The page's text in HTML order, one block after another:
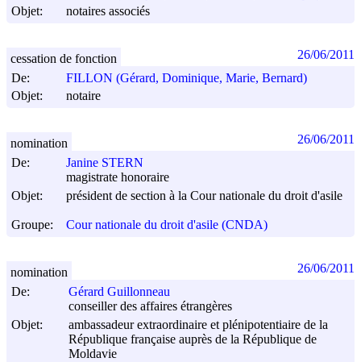
Objet:
notaires associés
De:
FILLON (Gérard, Dominique, Marie, Bernard)
Objet:
notaire
cessation de fonction 26/06/2011
De:
Janine STERN
magistrate honoraire
Objet:
président de section à la Cour nationale du droit d'asile
Groupe: Cour nationale du droit d'asile (CNDA)
nomination 26/06/2011
De:
Gérard Guillonneau
conseiller des affaires étrangères
Objet:
ambassadeur extraordinaire et plénipotentiaire de la
République française auprès de la République de
Moldavie
nomination 26/06/2011